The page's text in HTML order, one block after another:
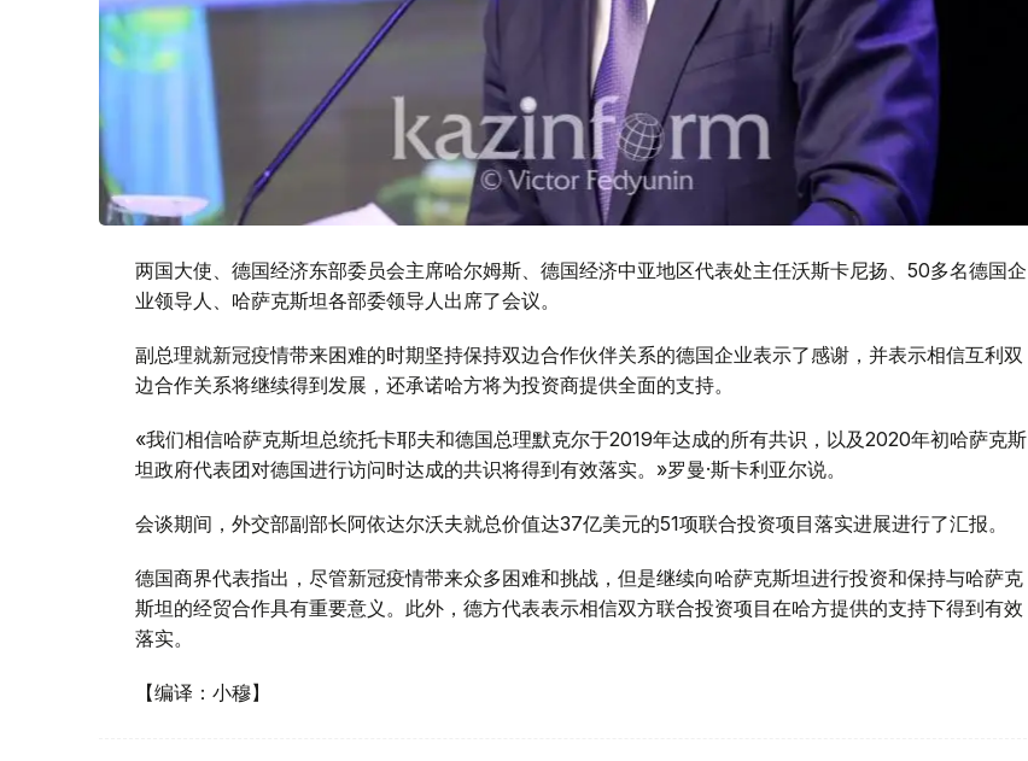
两国大使、德国经济东部委员会主席哈尔姆斯、德国经济中亚地区代表处主任沃斯卡尼扬、50多名德国企
业领导人、哈萨克斯坦各部委领导人出席了会议。
副总理就新冠疫情带来困难的时期坚持保持双边合作伙伴关系的德国企业表示了感谢，并表示相信互利双
边合作关系将继续得到发展，还承诺哈方将为投资商提供全面的支持。
«我们相信哈萨克斯坦总统托卡耶夫和德国总理默克尔于2019年达成的所有共识，以及2020年初哈萨克斯
坦政府代表团对德国进行访问时达成的共识将得到有效落实。»罗曼·斯卡利亚尔说。
会谈期间，外交部副部长阿依达尔沃夫就总价值达37亿美元的51项联合投资项目落实进展进行了汇报。
德国商界代表指出，尽管新冠疫情带来众多困难和挑战，但是继续向哈萨克斯坦进行投资和保持与哈萨克
斯坦的经贸合作具有重要意义。此外，德方代表表示相信双方联合投资项目在哈方提供的支持下得到有效
落实。
【编译：小穆】